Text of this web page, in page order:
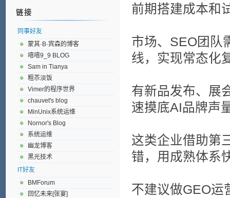
前期搭建成本和
市场、SEO团队
线，实现常态化
有新品发布、展
速摸底AI品牌声
这类企业借助第
错，用成熟体系
不建议做GEO运
链接
同事好友
蒙其·B·宾森的博客
嘻嘻9_9 BLOG
Sam in Tianya
粗苶淡饭
Vimer的程序世界
chauvet's blog
MinUnix系统运维
Nornor's Blog
系统运维
幽龙博客
黑光技术
IT好友
BMForum
回忆未来[张宴]